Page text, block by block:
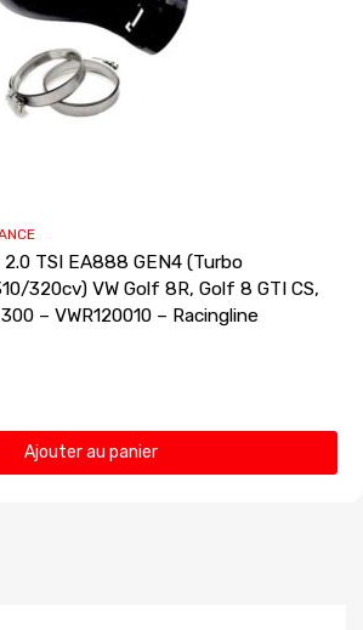
TSI EA888 GEN4 (Turbo
320cv) VW Golf 8R, Golf 8 GTI CS,
– VWR120010 – Racingline
Ajouter au panier